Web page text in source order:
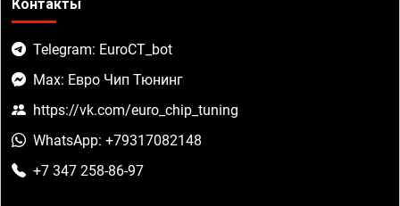
Контакты
Telegram: EuroCT_bot
Max: Евро Чип Тюнинг
https://vk.com/euro_chip_tuning
WhatsApp: +79317082148
+7 347 258-86-97